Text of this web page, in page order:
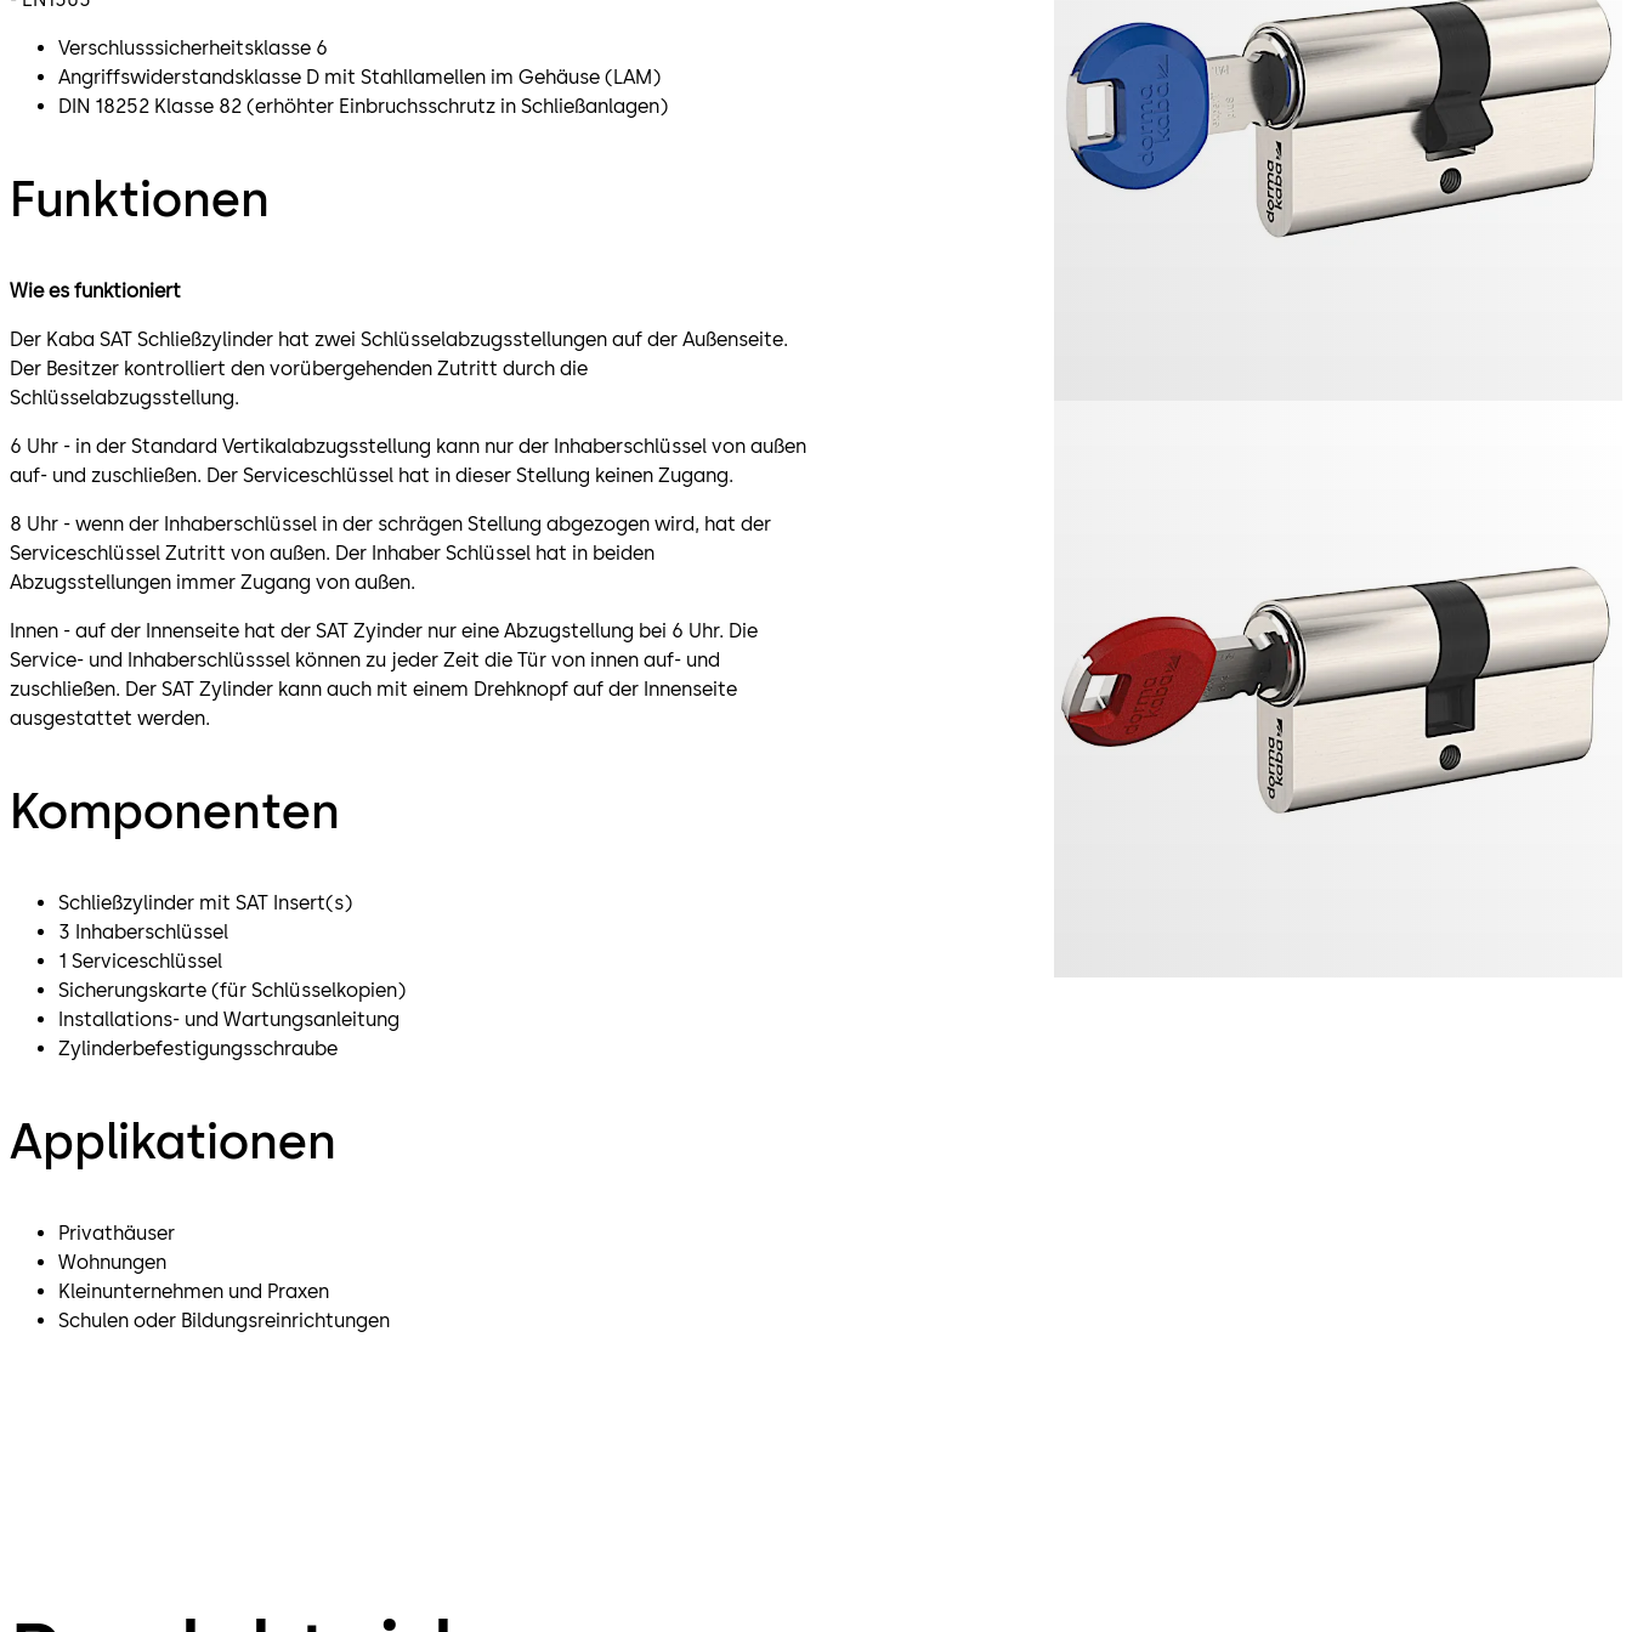
Verschlusssicherheitsklasse 6
Angriffswiderstandsklasse D mit Stahllamellen im Gehäuse (LAM)
DIN 18252 Klasse 82 (erhöhter Einbruchsschrutz in Schließanlagen)
Funktionen
Wie es funktioniert
Der Kaba SAT Schließzylinder hat zwei Schlüsselabzugsstellungen auf der Außenseite.
Der Besitzer kontrolliert den vorübergehenden Zutritt durch die
Schlüsselabzugsstellung.
6 Uhr - in der Standard Vertikalabzugsstellung kann nur der Inhaberschlüssel von außen
auf- und zuschließen. Der Serviceschlüssel hat in dieser Stellung keinen Zugang.
8 Uhr - wenn der Inhaberschlüssel in der schrägen Stellung abgezogen wird, hat der
Serviceschlüssel Zutritt von außen. Der Inhaber Schlüssel hat in beiden
Abzugsstellungen immer Zugang von außen.
Innen - auf der Innenseite hat der SAT Zyinder nur eine Abzugstellung bei 6 Uhr. Die
Service- und Inhaberschlüsssel können zu jeder Zeit die Tür von innen auf- und
zuschließen. Der SAT Zylinder kann auch mit einem Drehknopf auf der Innenseite
ausgestattet werden.
Komponenten
Schließzylinder mit SAT Insert(s)
3 Inhaberschlüssel
1 Serviceschlüssel
Sicherungskarte (für Schlüsselkopien)
Installations- und Wartungsanleitung
Zylinderbefestigungsschraube
Applikationen
Privathäuser
Wohnungen
Kleinunternehmen und Praxen
Schulen oder Bildungsreinrichtungen